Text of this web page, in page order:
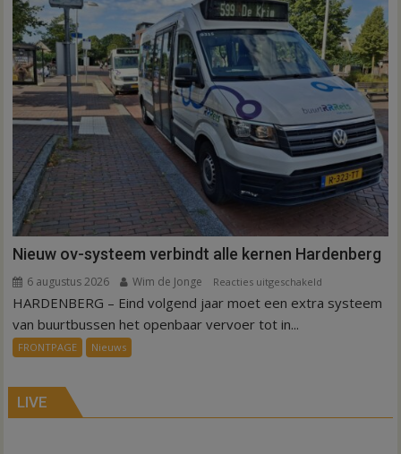
Nieuw ov-systeem verbindt alle kernen Hardenberg
6 augustus 2026 Wim de Jonge Reacties uitgeschakeld
Nieuw
Hardenberg
HARDENBERG – Eind volgend jaar moet een extra systeem
van buurtbussen het openbaar vervoer tot in...
FRONTPAGE Nieuws
LIVE